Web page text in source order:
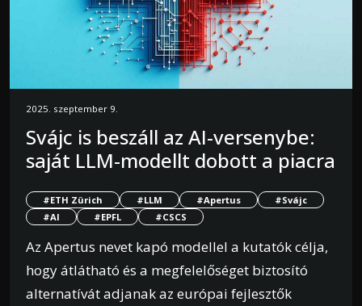
2025. szeptember 9.
Svájc is beszáll az AI-versenybe:
saját LLM-modellt dobott a piacra
#ETH Zürich #LLM #Apertus
#Svájc
#AI
#EPFL #CSCS
Az Apertus nevet kapó modellel a kutatók célja,
hogy átlátható és a megfelelőséget biztosító
alternatívát adjanak az európai fejlesztők